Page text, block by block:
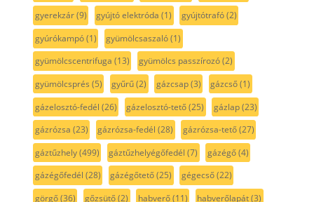
gyerekzár(9) gyújtó elektróda (1) gyújtótrafó(2)
gyúrókampó(1) gyümölcsaszaló(1)
gyümölcscentrifuga (13) gyümölcs passzírozó(2)
gyümölcsprés (5) gyűrű(2) gázcsap(3) gázcső(1)
gázelosztó-fedél (26) gázelosztó-tető(25) gázlap(23)
gázrózsa (23) gázrózsa-fedél (28) gázrózsa-tető(27)
gáztűzhely(499) gáztűzhelyégőfedél (7) gázégő(4)
gázégőfedél (28) gázégőtető(25) gégecső(22)
görgő(36) gőzsütő(2) habverő(11) habverőlapát(3)